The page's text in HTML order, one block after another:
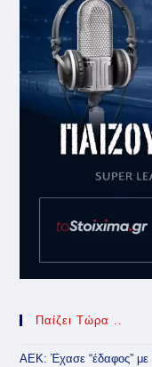
Παίζει Τώρα ..
ΑΕΚ: Έχασε “έδαφος” με